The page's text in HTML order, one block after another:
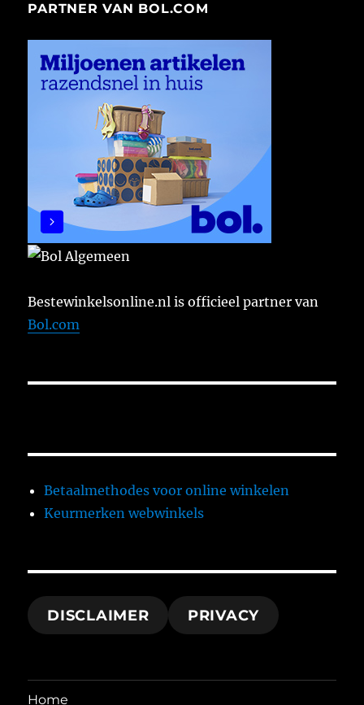
PARTNER VAN BOL.COM
Bestewinkelsonline.nl is officieel partner van
Bol.com
Betaalmethodes voor online winkelen
Keurmerken webwinkels
DISCLAIMER PRIVACY
Home